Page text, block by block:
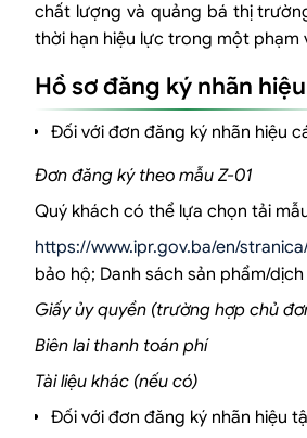
chất lượng và quảng bá thị
thời hạn hiệu lực trong một phạm
Hồ sơ đăng ký nhãn
Đối với đơn đăng ký nhãn hiệu
Đơn đăng ký theo mẫu Z-01
Quý khách có thể lựa chọn tải
https://www.ipr.gov.ba/en/
bảo hộ; Danh sách sản phẩm/
Giấy ủy quyền (trường hợp chủ
Biên lai thanh toán phí
Tài liệu khác (nếu có)
Đối với đơn đăng ký nhãn hiệu